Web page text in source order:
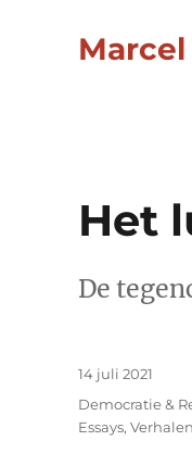
Het
De
Auteur
Geplaatst
14 juli 2021
Categorieën
Democratie &
Essays, Verhalen